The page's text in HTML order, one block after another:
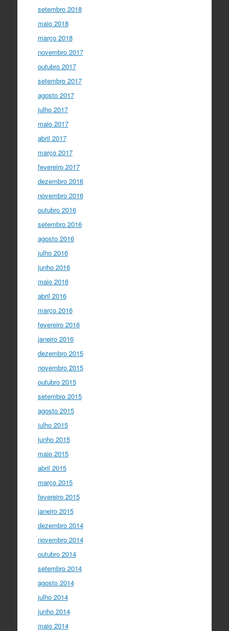
setembro 2018
maio 2018
março 2018
novembro 2017
outubro 2017
setembro 2017
agosto 2017
julho 2017
maio 2017
abril 2017
março 2017
fevereiro 2017
dezembro 2016
novembro 2016
outubro 2016
setembro 2016
agosto 2016
julho 2016
junho 2016
maio 2016
abril 2016
março 2016
fevereiro 2016
janeiro 2016
dezembro 2015
novembro 2015
outubro 2015
setembro 2015
agosto 2015
julho 2015
junho 2015
maio 2015
abril 2015
março 2015
fevereiro 2015
janeiro 2015
dezembro 2014
novembro 2014
outubro 2014
setembro 2014
agosto 2014
julho 2014
junho 2014
maio 2014